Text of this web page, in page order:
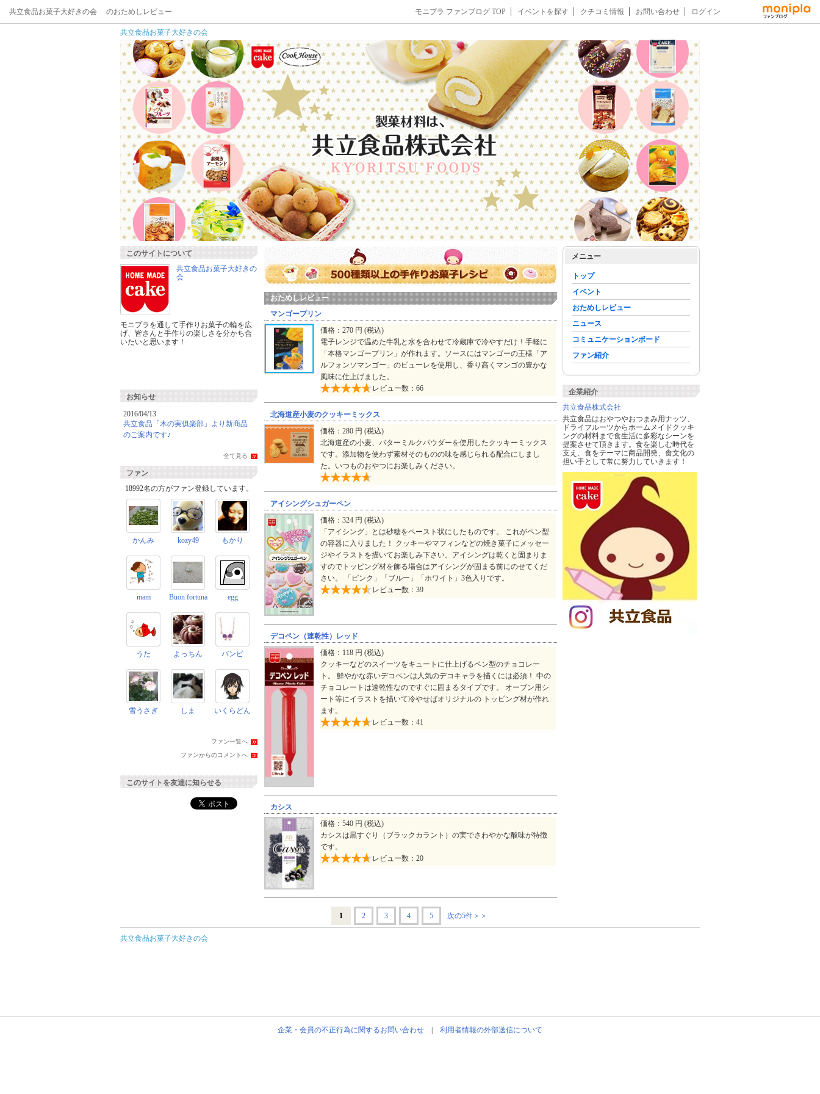
共立食品お菓子大好きの会 のおためしレビュー モニプラ ファンブログ TOP イベントを探す クチコミ情報 お問い合わせ ログイン
共立食品お菓子大好きの会
おためしレビュー
マンゴープリン
価格：270 円 (税込)
電子レンジで温めた牛乳と水を合わせて冷蔵庫で冷やすだけ！手軽に
「本格マンゴープリン」が作れます。ソースにはマンゴーの王様「ア
ルフォンソマンゴー」のピューレを使用し、香り高くマンゴの豊かな
風味に仕上げました。
レビュー数：66
北海道産小麦のクッキーミックス
価格：280 円 (税込)
北海道産の小麦、バターミルクパウダーを使用したクッキーミックス
です。添加物を使わず素材そのものの味を感じられる配合にしまし
た。いつものおやつにお楽しみください。
アイシングシュガーペン
価格：324 円 (税込)
「アイシング」とは砂糖をペースト状にしたものです。 これがペン型
の容器に入りました！ クッキーやマフィンなどの焼き菓子にメッセー
ジやイラストを描いてお楽しみ下さい。アイシングは乾くと固まりま
すのでトッピング材を飾る場合はアイシングが固まる前にのせてくだ
さい。 「ピンク」「ブルー」「ホワイト」3色入りです。
レビュー数：39
デコペン（速乾性）レッド
価格：118 円 (税込)
クッキーなどのスイーツをキュートに仕上げるペン型のチョコレー
ト。 鮮やかな赤いデコペンは人気のデコキャラを描くには必須！ 中の
チョコレートは速乾性なのですぐに固まるタイプです。 オーブン用シ
ート等にイラストを描いて冷やせばオリジナルの トッピング材が作れ
ます。
レビュー数：41
カシス
価格：540 円 (税込)
カシスは黒すぐり（ブラックカラント）の実でさわやかな酸味が特徴
です。
レビュー数：20
1 2 3 4 5 次の5件＞＞
このサイトについて
共立食品お菓子大好きの
会
モニプラを通して手作りお菓子の輪を広
げ、皆さんと手作りの楽しさを分かち合
いたいと思います！
お知らせ
2016/04/13
共立食品「木の実俱楽部」より新商品
のご案内です♪
全て見る
ファン
18992名の方がファン登録しています。
かんみ kozy49 もかり
mam Buon fortuna egg
うた よっちん バンビ
雪うさぎ しま いくらどん
ファン一覧へ
ファンからのコメントへ
このサイトを友達に知らせる
メニュー
トップ
イベント
おためしレビュー
ニュース
コミュニケーションボード
ファン紹介
企業紹介
共立食品株式会社
共立食品はおやつやおつまみ用ナッツ、
ドライフルーツからホームメイドクッキ
ングの材料まで食生活に多彩なシーンを
提案させて頂きます。食を楽しむ時代を
支え、食をテーマに商品開発、食文化の
担い手として常に努力していきます！
共立食品お菓子大好きの会
企業・会員の不正行為に関するお問い合わせ 利用者情報の外部送信について